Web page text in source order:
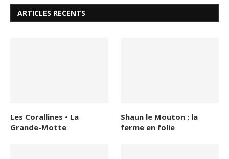
ARTICLES RECENTS
Les Corallines • La
Grande-Motte
Shaun le Mouton : la
ferme en folie